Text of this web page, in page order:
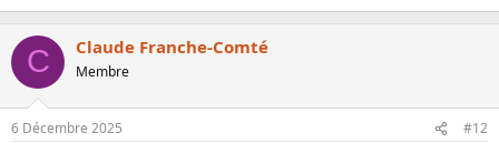
C Claude Franche-Comté
Membre
6 Décembre 2025 #12